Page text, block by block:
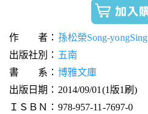
作 者： 孫松榮Song-yongSing
出版社別： 五南
書 系： 博雅文庫
出版日期：2014/09/01(1版1刷)
ＩＳＢＮ：978-957-11-7697-0